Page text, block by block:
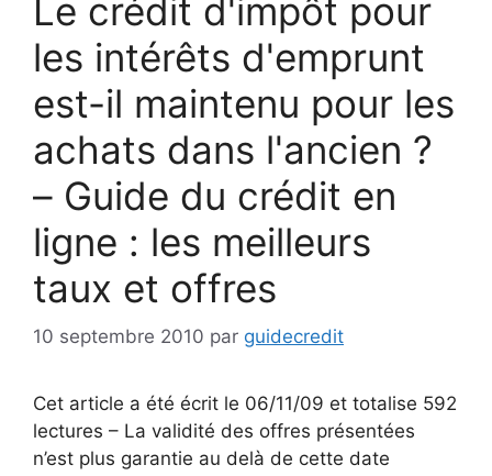
Le crédit d'impôt pour
les intérêts d'emprunt
est-il maintenu pour les
achats dans l'ancien ?
– Guide du crédit en
ligne : les meilleurs
taux et offres
10 septembre 2010 par guidecredit
Cet article a été écrit le 06/11/09 et totalise 592
lectures – La validité des offres présentées
n’est plus garantie au delà de cette date